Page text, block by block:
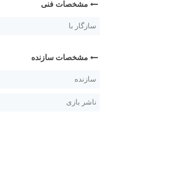
مشخصات فنی
سازگار با
مشخصات سازنده
سازنده
ناشر بازی